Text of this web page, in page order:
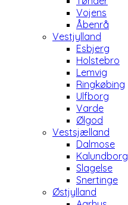
Vojens
Åbenrå
Vestjylland
Esbjerg
Holstebro
Lemvig
Ringkøbing
Ulfborg
Varde
Ølgod
Vestsjælland
Dalmose
Kalundborg
Slagelse
Snertinge
Østjylland